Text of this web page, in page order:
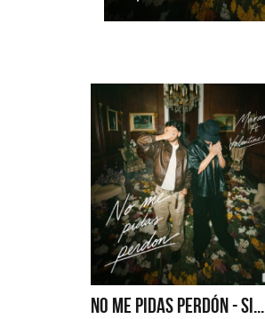
NO ME PIDAS PERDÓN - SI...